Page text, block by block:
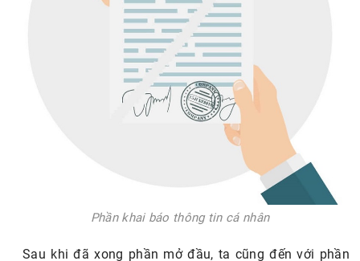
Phần khai báo thông tin cá nhân
Sau khi đã xong phần mở đầu, ta cũng đến với phần